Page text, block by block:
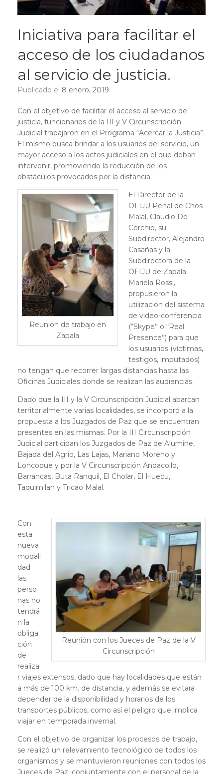
Iniciativa para facilitar el
acceso de los ciudadanos
al servicio de justicia.
Publicado el 8 enero, 2019
Con el objetivo de facilitar el acceso al servicio de
justicia, funcionarios de la III y V Circunscripción
Judicial trabajaron en el Programa “Acercar la Justicia”.
El mismo busca brindar a los usuarios del servicio, un
mayor acceso a los actos judiciales en el que deban
intervenir, promoviendo la reducción de los
obstáculos provocados por la distancia.
Reunión de trabajo en
Zapala
El Director de la
OFIJU Penal de Chos
Malal, Claudio De
Cerchio, su
Subdirector, Alejandro
Casañas y la
Subdirectora de la
OFIJU de Zapala
Mariela Rossi,
propusieron la
utilización del sistema
de video-conferencia
(“Skype” o “Real
Presence”) para que
los usuarios (víctimas,
testigos, imputados)
no tengan que recorrer largas distancias hasta las
Oficinas Judiciales donde se realizan las audiencias.
Dado que la III y la V Circunscripción Judicial abarcan
territorialmente varias localidades, se incorporó a la
propuesta a los Juzgados de Paz que se encuentran
presentes en las mismas. Por la III Circunscripción
Judicial participan los Juzgados de Paz de Alumine,
Bajada del Agrio, Las Lajas, Mariano Moreno y
Loncopue y por la V Circunscripción Andacollo,
Barrancas, Buta Ranquil, El Cholar, El Huecu,
Taquimilan y Tricao Malal.
Reunión con los Jueces de Paz de la V
Circunscripción
Con
esta
nueva
modali
dad
las
perso
nas no
tendrá
n la
obliga
ción
de
realiza
r viajes extensos, dado que hay localidades que están
a más de 100 km. de distancia, y además se evitara
depender de la disponibilidad y horarios de los
transportes públicos, como así el peligro que implica
viajar en temporada invernal.
Con el objetivo de organizar los procesos de trabajo,
se realizó un relevamiento tecnológico de todos los
organismos y se mantuvieron reuniones con todos los
Jueces de Paz, conjuntamente con el personal de la